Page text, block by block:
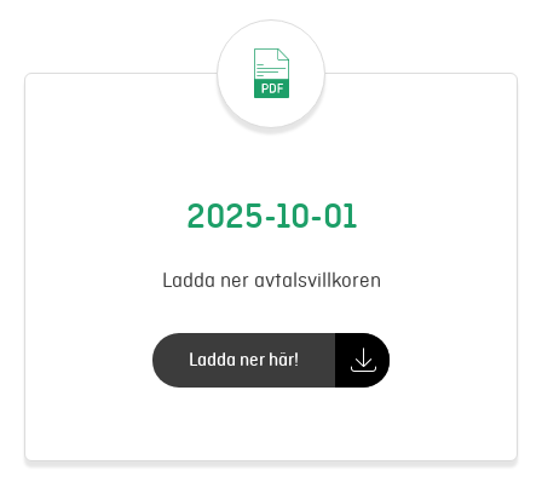
2025-10-01
Ladda ner avtalsvillkoren
Ladda ner här!